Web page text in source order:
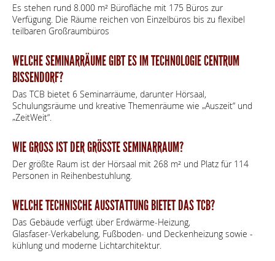
Es stehen rund 8.000 m² Bürofläche mit 175 Büros zur
Verfügung. Die Räume reichen von Einzelbüros bis zu flexibel
teilbaren Großraumbüros
WELCHE SEMINARRÄUME GIBT ES IM TECHNOLOGIE CENTRUM
BISSENDORF?
Das TCB bietet 6 Seminarräume, darunter Hörsaal,
Schulungsräume und kreative Themenräume wie „Auszeit“ und
„ZeitWeit“.
WIE GROSS IST DER GRÖSSTE SEMINARRAUM?
Der größte Raum ist der Hörsaal mit 268 m² und Platz für 114
Personen in Reihenbestuhlung.
WELCHE TECHNISCHE AUSSTATTUNG BIETET DAS TCB?
Das Gebäude verfügt über Erdwärme‑Heizung,
Glasfaser‑Verkabelung, Fußboden‑ und Deckenheizung sowie -
kühlung und moderne Lichtarchitektur.